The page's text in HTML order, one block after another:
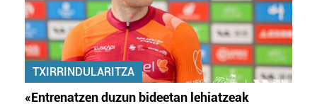
TXIRRINDULARITZA
«Entrenatzen duzun bideetan lehiatzeak